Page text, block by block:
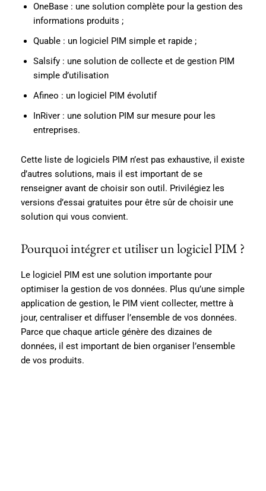
OneBase : une solution complète pour la gestion des
informations produits ;
Quable : un logiciel PIM simple et rapide ;
Salsify : une solution de collecte et de gestion PIM
simple d’utilisation
Afineo : un logiciel PIM évolutif
InRiver : une solution PIM sur mesure pour les
entreprises.
Cette liste de logiciels PIM n’est pas exhaustive, il existe
d’autres solutions, mais il est important de se
renseigner avant de choisir son outil. Privilégiez les
versions d’essai gratuites pour être sûr de choisir une
solution qui vous convient.
Pourquoi intégrer et utiliser un logiciel PIM ?
Le logiciel PIM est une solution importante pour
optimiser la gestion de vos données. Plus qu’une simple
application de gestion, le PIM vient collecter, mettre à
jour, centraliser et diffuser l’ensemble de vos données.
Parce que chaque article génère des dizaines de
données, il est important de bien organiser l’ensemble
de vos produits.